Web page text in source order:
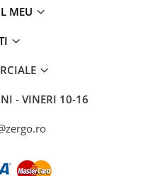
MEU
- VINERI 10-16